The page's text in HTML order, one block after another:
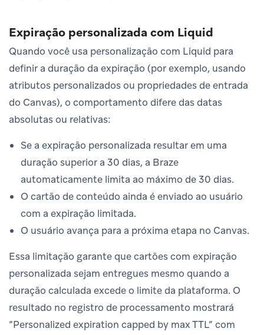
Expiração personalizada com Liquid
Quando você usa personalização com Liquid para
definir a duração da expiração (por exemplo, usando
atributos personalizados ou propriedades de entrada
do Canvas), o comportamento difere das datas
absolutas ou relativas:
Se a expiração personalizada resultar em uma
duração superior a 30 dias, a Braze
automaticamente limita ao máximo de 30 dias.
O cartão de conteúdo ainda é enviado ao usuário
com a expiração limitada.
O usuário avança para a próxima etapa no Canvas.
Essa limitação garante que cartões com expiração
personalizada sejam entregues mesmo quando a
duração calculada excede o limite da plataforma. O
resultado no registro de processamento mostrará
“Personalized expiration capped by max TTL” com